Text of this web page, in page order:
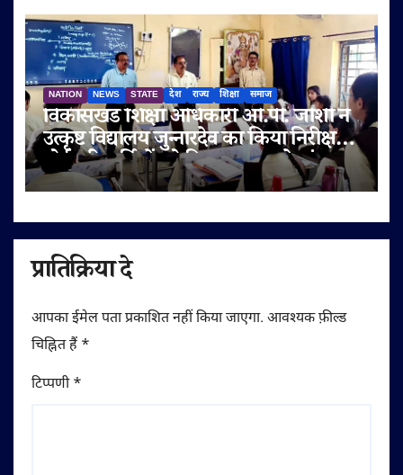
NATION NEWS STATE देश राज्य शिक्षा समाज
विकासखंड शिक्षा अधिकारी ओ.पी. जोशी ने
उत्कृष्ट विद्यालय जुन्नारदेव का किया निरीक्षण,
बोर्ड परीक्षार्थियों को दिए सफलता के मंत्र
प्रातिक्रिया दे
आपका ईमेल पता प्रकाशित नहीं किया जाएगा. आवश्यक फ़ील्ड
चिह्नित हैं *
टिप्पणी*